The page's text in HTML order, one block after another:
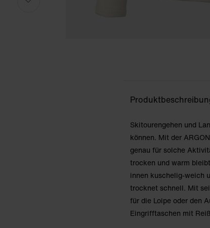
Skitourengehen und
können. Mit der
genau für solche
trocken und warm
innen kuschelig-weich
trocknet schnell. Mit
für die Loipe oder den
Eingrifftaschen mit